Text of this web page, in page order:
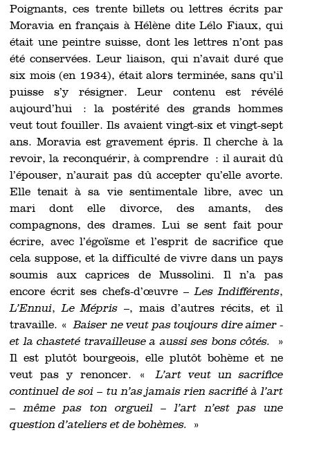
Poignants, ces trente billets ou lettres écrits par
Moravia en français à Hélène dite Lélo Fiaux, qui
était une peintre suisse, dont les lettres n’ont pas
été conservées. Leur liaison, qui n’avait duré que
six mois (en 1934), était alors terminée, sans qu’il
puisse s’y résigner. Leur contenu est révélé
aujourd’hui : la postérité des grands hommes
veut tout fouiller. Ils avaient vingt-six et vingt-sept
ans. Moravia est gravement épris. Il cherche à la
revoir, la reconquérir, à comprendre : il aurait dû
l’épouser, n’aurait pas dû accepter qu’elle avorte.
Elle tenait à sa vie sentimentale libre, avec un
mari dont elle divorce, des amants, des
compagnons, des drames. Lui se sent fait pour
écrire, avec l’égoïsme et l’esprit de sacrifice que
cela suppose, et la difficulté de vivre dans un pays
soumis aux caprices de Mussolini. Il n’a pas
encore écrit ses chefs-d’œuvre –Les Indifférents,
L’Ennui,Le Mépris –, mais d’autres récits, et il
travaille. «Baiser ne veut pas toujours dire aimer -
et la chasteté travailleuse a aussi ses bons côtés.
»
Il est plutôt bourgeois, elle plutôt bohème et ne
veut pas y renoncer. «L’art veut un sacrifice
continuel de soi – tu n’as jamais rien sacrifié à l’art
– même pas ton orgueil – l’art n’est pas une
question d’ateliers et de bohèmes.
»